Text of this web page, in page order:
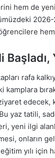
hem de
2026-
Başladı,
rafa
kamplara
yaz tatili,
yeni ilgi
onların
yılı için